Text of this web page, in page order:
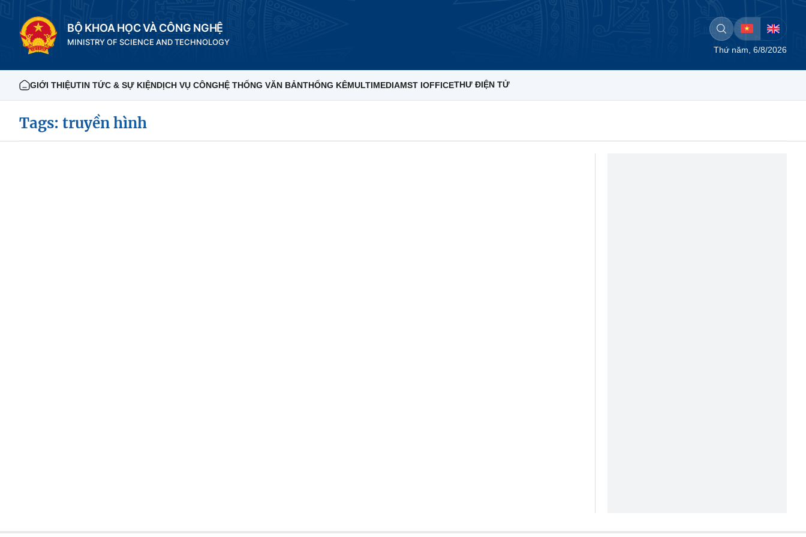
BỘ KHOA HỌC VÀ CÔNG NGHỆ
MINISTRY OF SCIENCE AND TECHNOLOGY
Thứ năm, 6/8/2026
GIỚI THIỆUTIN TỨC & SỰ KIỆNDỊCH VỤ CÔNGHỆ THỐNG VĂN BẢNTHỐNG KÊMULTIMEDIAMST IOFFICETHƯ ĐIỆN TỬ
Tags: truyền hình